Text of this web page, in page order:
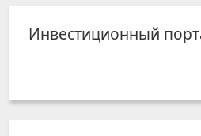
Инвестиционный